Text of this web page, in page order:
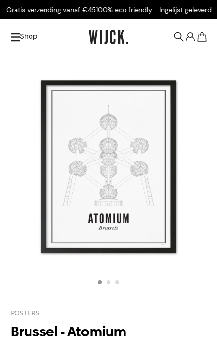
verzending vanaf €45100% eco friendly - Ingelijst geleverd -
Shop
POSTERS
Brussel - Atomium